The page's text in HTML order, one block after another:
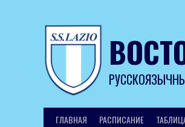
ГЛАВНАЯ РАСПИСАНИЕ